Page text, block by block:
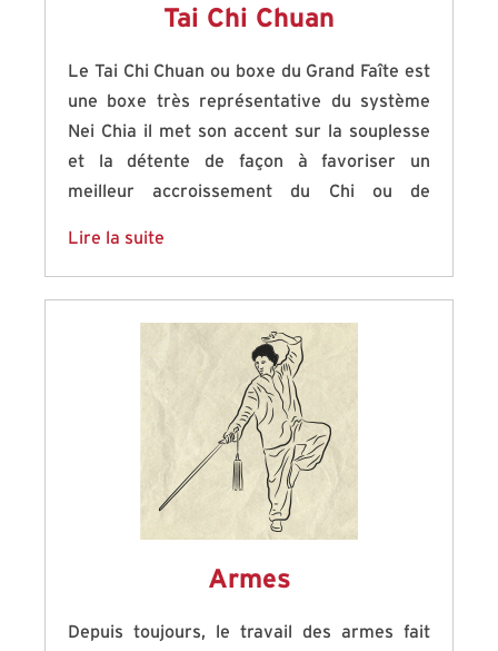
Tai Chi Chuan
Le Tai Chi Chuan ou boxe du Grand Faîte est
une boxe très représentative du système
Nei Chia il met son accent sur la souplesse
et la détente de façon à favoriser un
meilleur accroissement du Chi ou de
qui est vital pour développer sa capacité à
Lire la suite
Armes
Depuis toujours, le travail des armes fait